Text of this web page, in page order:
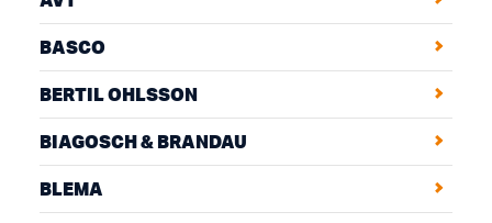
BASCO
BERTIL OHLSSON
BIAGOSCH & BRANDAU
BLEMA